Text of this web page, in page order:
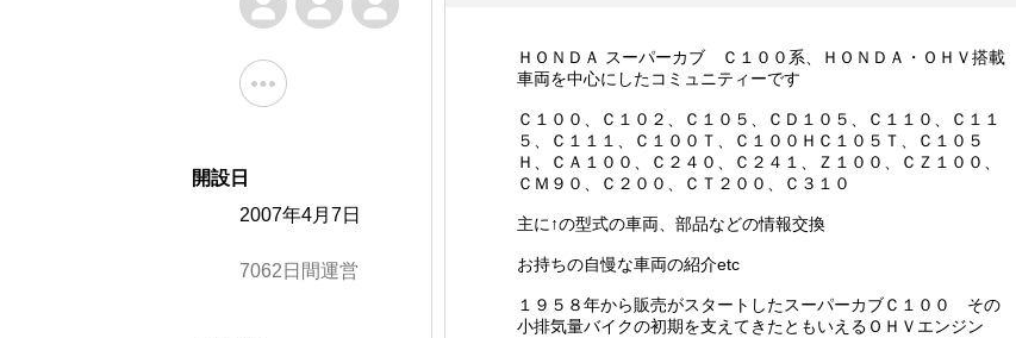
ＨＯＮＤＡ スーパーカブ Ｃ１００系、ＨＯＮＤＡ・ＯＨＶ搭載
車両を中心にしたコミュニティーです
Ｃ１００、Ｃ１０２、Ｃ１０５、ＣＤ１０５、Ｃ１１０、Ｃ１１
５、Ｃ１１１、Ｃ１００Ｔ、Ｃ１００ＨＣ１０５Ｔ、Ｃ１０５
Ｈ、ＣＡ１００、Ｃ２４０、Ｃ２４１、Ｚ１００、ＣＺ１００、
ＣＭ９０、Ｃ２００、ＣＴ２００、Ｃ３１０
主に↑の型式の車両、部品などの情報交換
お持ちの自慢な車両の紹介etc
１９５８年から販売がスタートしたスーパーカブＣ１００ その
小排気量バイクの初期を支えてきたともいえるＯＨＶエンジン
開設日
2007年4月7日
7062日間運営